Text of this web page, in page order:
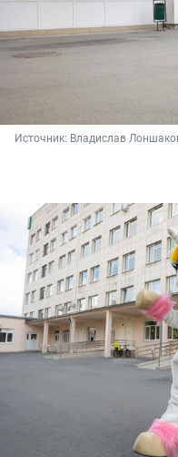
Источник: Владислав